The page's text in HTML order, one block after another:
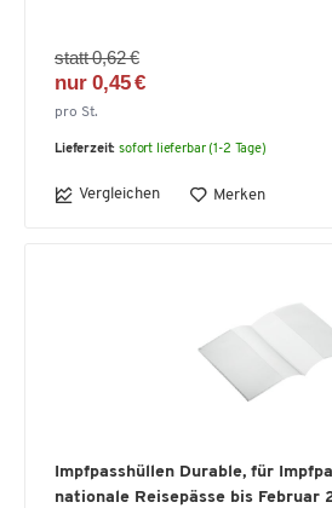
statt 0,62 €
nur 0,45 €
pro St.
Lieferzeit: sofort lieferbar (1-2 Tage)
Vergleichen Merken
Impfpasshüllen Durable, für
nationale Reisepässe bis Februar